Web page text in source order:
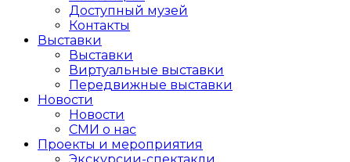
Доступный музей
Контакты
Выставки
Выставки
Виртуальные выставки
Передвижные выставки
Новости
Новости
СМИ о нас
Проекты и мероприятия